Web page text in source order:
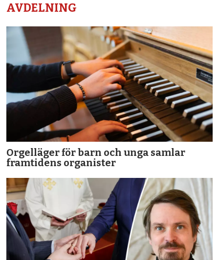
AVDELNING
Orgelläger för barn och unga samlar
framtidens organister